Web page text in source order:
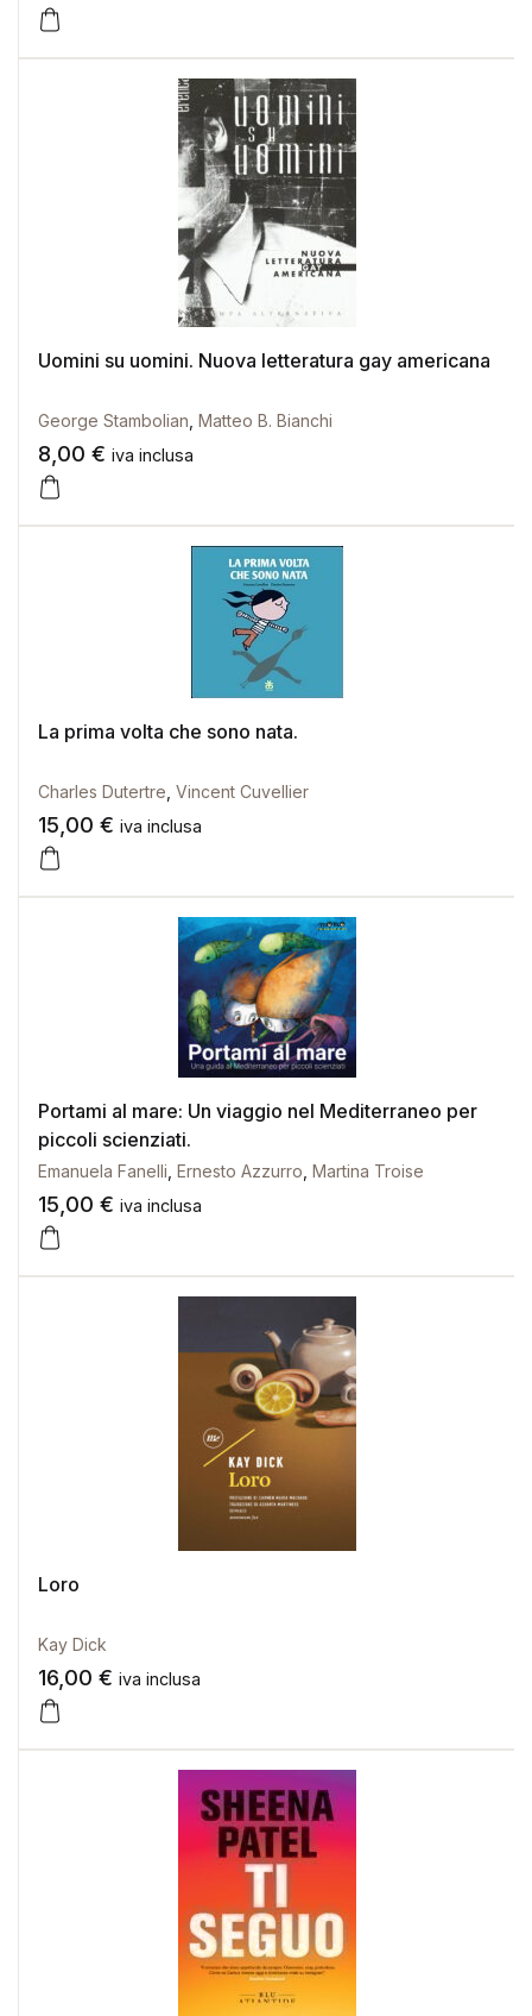
Uomini su uomini. Nuova letteratura gay americana
George Stambolian Matteo B. Bianchi
8,00 € iva inclusa
La prima volta che sono nata.
Charles Dutertre Vincent Cuvellier
15,00 € iva inclusa
Portami al mare: Un viaggio nel Mediterraneo per
piccoli scienziati.
Emanuela Fanelli Ernesto Azzurro Martina Troise
15,00 € iva inclusa
Loro
Kay Dick
16,00 € iva inclusa